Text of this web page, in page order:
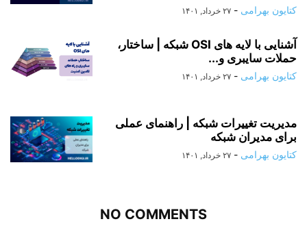
کتایون بهرامی - ۲۷ خرداد, ۱۴۰۱
آشنایی با لایه های OSI شبکه | ساختار،
حملات سایبری و...
کتایون بهرامی - ۲۷ خرداد, ۱۴۰۱
مدیریت تغییرات شبکه | راهنمای عملی
برای مدیران شبکه
کتایون بهرامی - ۲۷ خرداد, ۱۴۰۱
NO COMMENTS